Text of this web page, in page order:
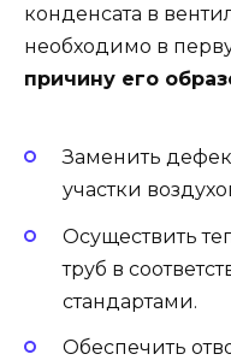
конденсата в
необходимо в
причину его
Заменить
участки
Осуществить
труб в
стандартами.
Обеспечить